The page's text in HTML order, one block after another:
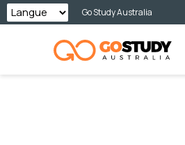
Skip
Go Study Australia